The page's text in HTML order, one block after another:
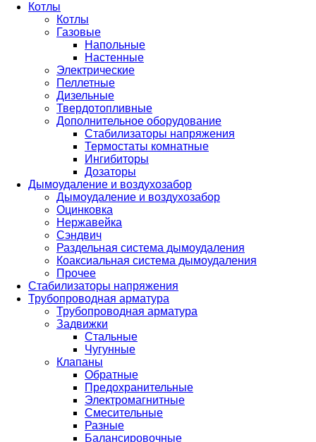
Котлы
Котлы
Газовые
Напольные
Настенные
Электрические
Пеллетные
Дизельные
Твердотопливные
Дополнительное оборудование
Стабилизаторы напряжения
Термостаты комнатные
Ингибиторы
Дозаторы
Дымоудаление и воздухозабор
Дымоудаление и воздухозабор
Оцинковка
Нержавейка
Сэндвич
Раздельная система дымоудаления
Коаксиальная система дымоудаления
Прочее
Стабилизаторы напряжения
Трубопроводная арматура
Трубопроводная арматура
Задвижки
Стальные
Чугунные
Клапаны
Обратные
Предохранительные
Электромагнитные
Смесительные
Разные
Балансировочные